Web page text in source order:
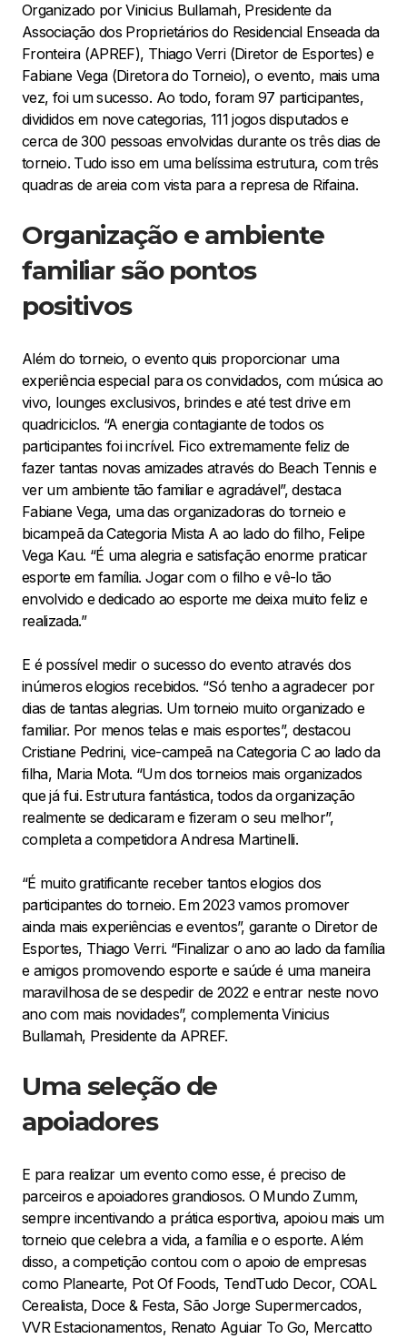
Organizado por Vinicius Bullamah, Presidente da
Associação dos Proprietários do Residencial Enseada da
Fronteira (APREF), Thiago Verri (Diretor de Esportes) e
Fabiane Vega (Diretora do Torneio), o evento, mais uma
vez, foi um sucesso. Ao todo, foram 97 participantes,
divididos em nove categorias, 111 jogos disputados e
cerca de 300 pessoas envolvidas durante os três dias de
torneio. Tudo isso em uma belíssima estrutura, com três
quadras de areia com vista para a represa de Rifaina.
Organização e ambiente
familiar são pontos
positivos
Além do torneio, o evento quis proporcionar uma
experiência especial para os convidados, com música ao
vivo, lounges exclusivos, brindes e até test drive em
quadriciclos. “A energia contagiante de todos os
participantes foi incrível. Fico extremamente feliz de
fazer tantas novas amizades através do Beach Tennis e
ver um ambiente tão familiar e agradável”, destaca
Fabiane Vega, uma das organizadoras do torneio e
bicampeã da Categoria Mista A ao lado do filho, Felipe
Vega Kau. “É uma alegria e satisfação enorme praticar
esporte em família. Jogar com o filho e vê-lo tão
envolvido e dedicado ao esporte me deixa muito feliz e
realizada.”
E é possível medir o sucesso do evento através dos
inúmeros elogios recebidos. “Só tenho a agradecer por
dias de tantas alegrias. Um torneio muito organizado e
familiar. Por menos telas e mais esportes”, destacou
Cristiane Pedrini, vice-campeã na Categoria C ao lado da
filha, Maria Mota. “Um dos torneios mais organizados
que já fui. Estrutura fantástica, todos da organização
realmente se dedicaram e fizeram o seu melhor”,
completa a competidora Andresa Martinelli.
“É muito gratificante receber tantos elogios dos
participantes do torneio. Em 2023 vamos promover
ainda mais experiências e eventos”, garante o Diretor de
Esportes, Thiago Verri. “Finalizar o ano ao lado da família
e amigos promovendo esporte e saúde é uma maneira
maravilhosa de se despedir de 2022 e entrar neste novo
ano com mais novidades”, complementa Vinicius
Bullamah, Presidente da APREF.
Uma seleção de
apoiadores
E para realizar um evento como esse, é preciso de
parceiros e apoiadores grandiosos. O Mundo Zumm,
sempre incentivando a prática esportiva, apoiou mais um
torneio que celebra a vida, a família e o esporte. Além
disso, a competição contou com o apoio de empresas
como Planearte, Pot Of Foods, TendTudo Decor, COAL
Cerealista, Doce & Festa, São Jorge Supermercados,
VVR Estacionamentos, Renato Aguiar To Go, Mercatto